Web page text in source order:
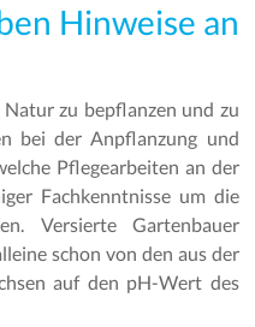
Hinweise an
zu bepflanzen und zu
bei der Anpflanzung und
Pflegearbeiten an der
Fachkenntnisse um die
Versierte Gartenbauer
schon von den aus der
auf den pH-Wert des